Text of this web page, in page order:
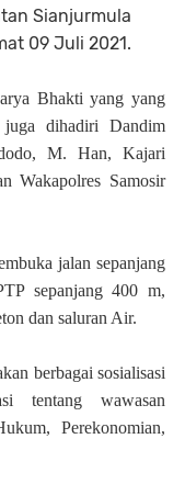
Sianjurmula
09 Juli 2021.
Bhakti yang yang
dihadiri Dandim
M. Han, Kajari
Wakapolres Samosir
jalan sepanjang
sepanjang 400 m,
dan saluran Air.
berbagai sosialisasi
tentang wawasan
Perekonomian,